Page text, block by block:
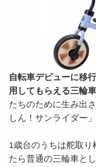
自転車デビューに移
用してもらえる三輪
たちのために生み出
しん！サンライダー」
1歳台のうちは舵取り
たら普通の三輪車と